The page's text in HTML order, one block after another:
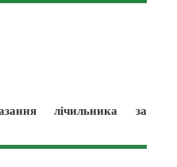
лічильника за